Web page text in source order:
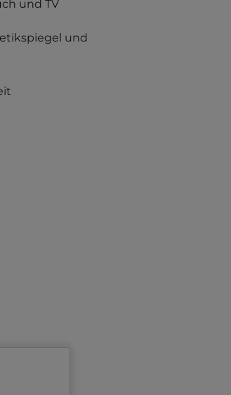
und TV
und